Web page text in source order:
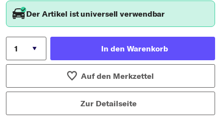
Der Artikel ist universell verwendbar
In den Warenkorb
Auf den Merkzettel
Zur Detailseite